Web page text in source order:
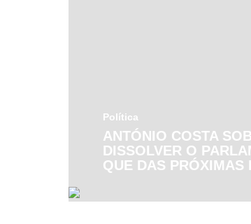
Política
ANTÓNIO COSTA
DISSOLVER O
QUE DAS PRÓXIMAS